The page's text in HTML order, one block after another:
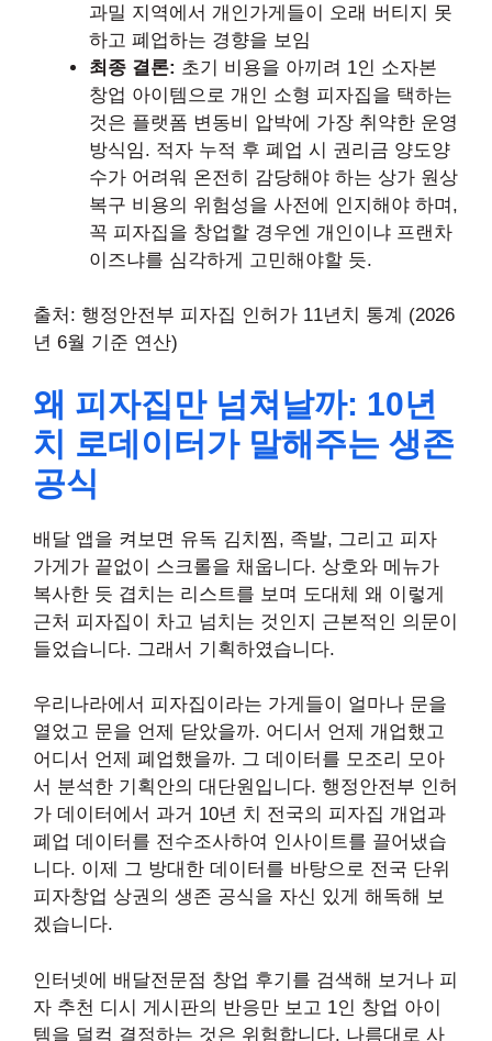
과밀 지역에서 개인가게들이 오래 버티지 못
하고 폐업하는 경향을 보임
최종 결론: 초기 비용을 아끼려 1인 소자본
창업 아이템으로 개인 소형 피자집을 택하는
것은 플랫폼 변동비 압박에 가장 취약한 운영
방식임. 적자 누적 후 폐업 시 권리금 양도양
수가 어려워 온전히 감당해야 하는 상가 원상
복구 비용의 위험성을 사전에 인지해야 하며,
꼭 피자집을 창업할 경우엔 개인이냐 프랜차
이즈냐를 심각하게 고민해야할 듯.
출처: 행정안전부 피자집 인허가 11년치 통계 (2026
년 6월 기준 연산)
왜 피자집만 넘쳐날까: 10년
치 로데이터가 말해주는 생존
공식
배달 앱을 켜보면 유독 김치찜, 족발, 그리고 피자
가게가 끝없이 스크롤을 채웁니다. 상호와 메뉴가
복사한 듯 겹치는 리스트를 보며 도대체 왜 이렇게
근처 피자집이 차고 넘치는 것인지 근본적인 의문이
들었습니다. 그래서 기획하였습니다.
우리나라에서 피자집이라는 가게들이 얼마나 문을
열었고 문을 언제 닫았을까. 어디서 언제 개업했고
어디서 언제 폐업했을까. 그 데이터를 모조리 모아
서 분석한 기획안의 대단원입니다. 행정안전부 인허
가 데이터에서 과거 10년 치 전국의 피자집 개업과
폐업 데이터를 전수조사하여 인사이트를 끌어냈습
니다. 이제 그 방대한 데이터를 바탕으로 전국 단위
피자창업 상권의 생존 공식을 자신 있게 해독해 보
겠습니다.
인터넷에 배달전문점 창업 후기를 검색해 보거나 피
자 추천 디시 게시판의 반응만 보고 1인 창업 아이
템을 덜컥 결정하는 것은 위험합니다. 나름대로 사